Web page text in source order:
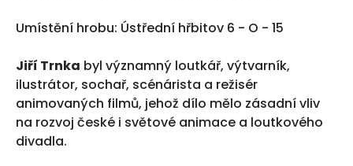
Umístění hrobu: Ústřední hřbitov 6 - O - 15
Jiří Trnka byl významný loutkář, výtvarník,
ilustrátor, sochař, scénárista a režisér
animovaných filmů, jehož dílo mělo zásadní vliv
na rozvoj české i světové animace a loutkového
divadla.